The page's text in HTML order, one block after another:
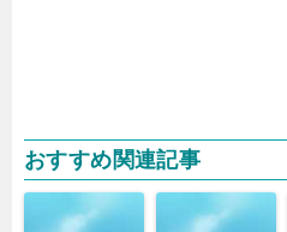
おすすめ関連記事